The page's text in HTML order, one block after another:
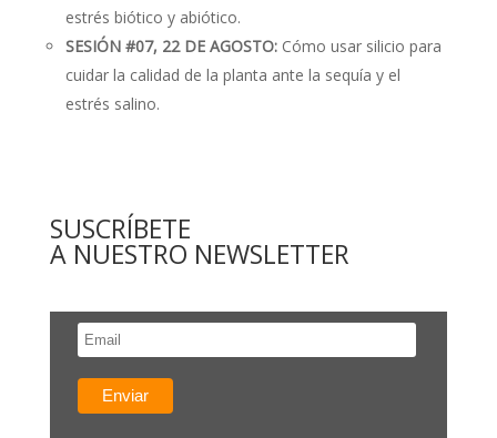
estrés biótico y abiótico.
SESIÓN #07, 22 DE AGOSTO:Cómo usar silicio para
cuidar la calidad de la planta ante la sequía y el
estrés salino.
SUSCRÍBETE
A NUESTRO NEWSLETTER